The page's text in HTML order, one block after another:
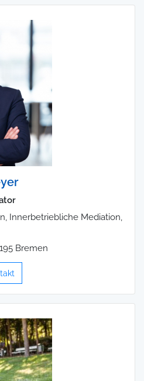
sondern stellen die Plattform
Suche zu erleichtern.
Innerbetriebliche Mediation,
Bremen